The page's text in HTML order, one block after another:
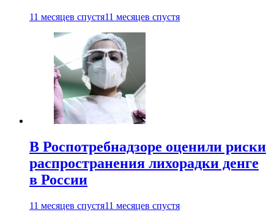
11 месяцев спустя11 месяцев спустя
В Роспотребнадзоре оценили риски
распространения лихорадки денге
в России
11 месяцев спустя11 месяцев спустя